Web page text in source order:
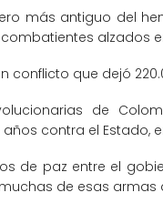
más antiguo del
alzados
conflicto que dejó
de
contra el Estado,
de paz entre el
de esas armas